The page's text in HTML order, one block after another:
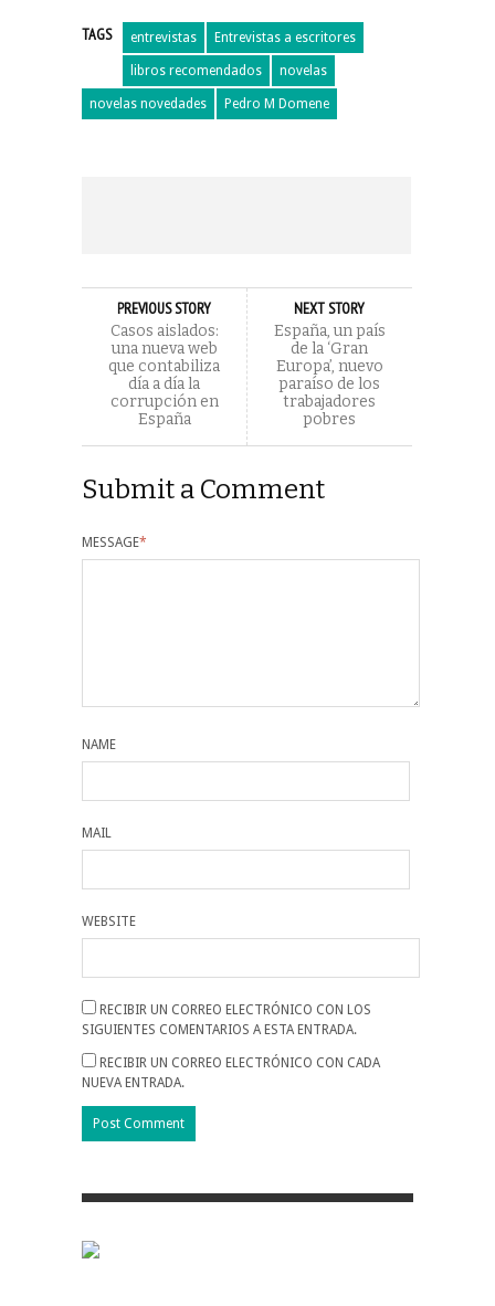
TAGS entrevistas Entrevistas a escritores
libros recomendados novelas
novelas novedades Pedro M Domene
PREVIOUS STORY
Casos aislados:
una nueva web
que contabiliza
día a día la
corrupción en
España
NEXT STORY
España, un país
de la ‘Gran
Europa’, nuevo
paraíso de los
trabajadores
pobres
Submit a Comment
MESSAGE*
NAME
MAIL
WEBSITE
RECIBIR UN CORREO ELECTRÓNICO CON LOS
SIGUIENTES COMENTARIOS A ESTA ENTRADA.
RECIBIR UN CORREO ELECTRÓNICO CON CADA
NUEVA ENTRADA.